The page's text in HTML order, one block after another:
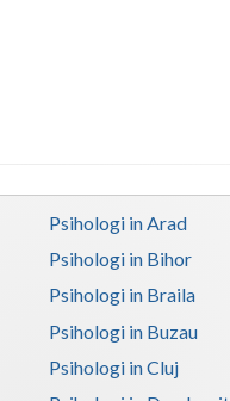
Psihologi in Arad
Psihologi in Bihor
Psihologi in Braila
Psihologi in Buzau
Psihologi in Cluj